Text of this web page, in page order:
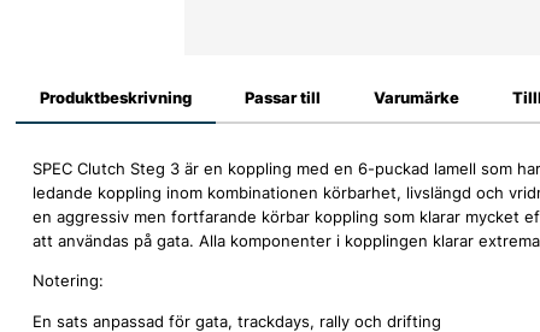
Produktbeskrivning
SPEC Clutch Steg 3 är en koppling med en 6-puckad lamell som
ledande koppling inom kombinationen körbarhet, livslängd och
en aggressiv men fortfarande körbar koppling som klarar mycket
att användas på gata. Alla komponenter i kopplingen klarar
Notering:
En sats anpassad för gata, trackdays, rally och drifting
Passar till Varumärke